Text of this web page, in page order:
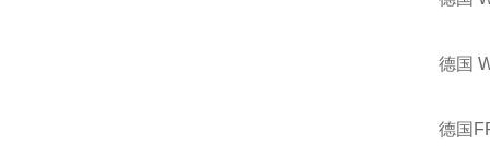
德国
德国